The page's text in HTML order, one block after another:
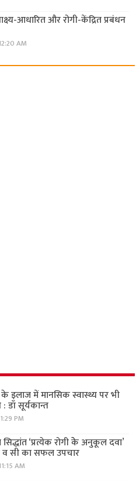
आधारित और रोगी-केंद्रित प्रबंधन
AM
में मानसिक स्वास्थ्य पर भी
डॉ सूर्यकान्त
PM
‘प्रत्येक रोगी केे अनुकूल दवा’
व सी का सफल उपचार
AM